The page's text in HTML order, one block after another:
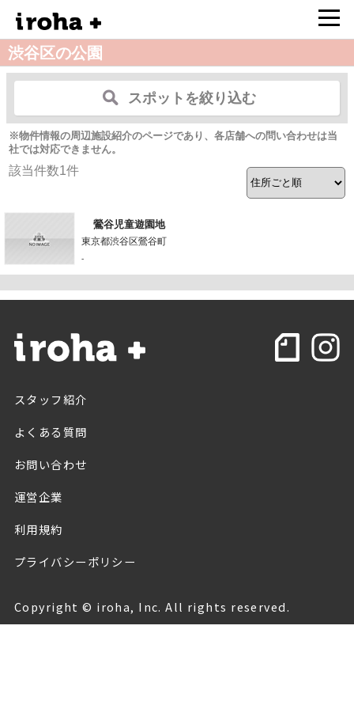
渋谷区の公園
スポットを絞り込む
※物件情報の周辺施設紹介のページであり、各店舗への問い合わせは当
社では対応できません。
該当件数1件
鶯谷児童遊園地
東京都渋谷区鶯谷町
-
スタッフ紹介
よくある質問
お問い合わせ
運営企業
利用規約
プライバシーポリシー
Copyright © iroha, Inc. All rights reserved.